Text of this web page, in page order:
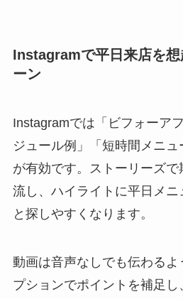
Instagramで平日来店を想
ーン
Instagramでは「ビフォーア
ジュール例」「短時間メニ
が有効です。ストーリーズ
流し、ハイライトに平日メニ
と探しやすくなります。
動画は音声なしでも伝わるよ
プションでポイントを補足